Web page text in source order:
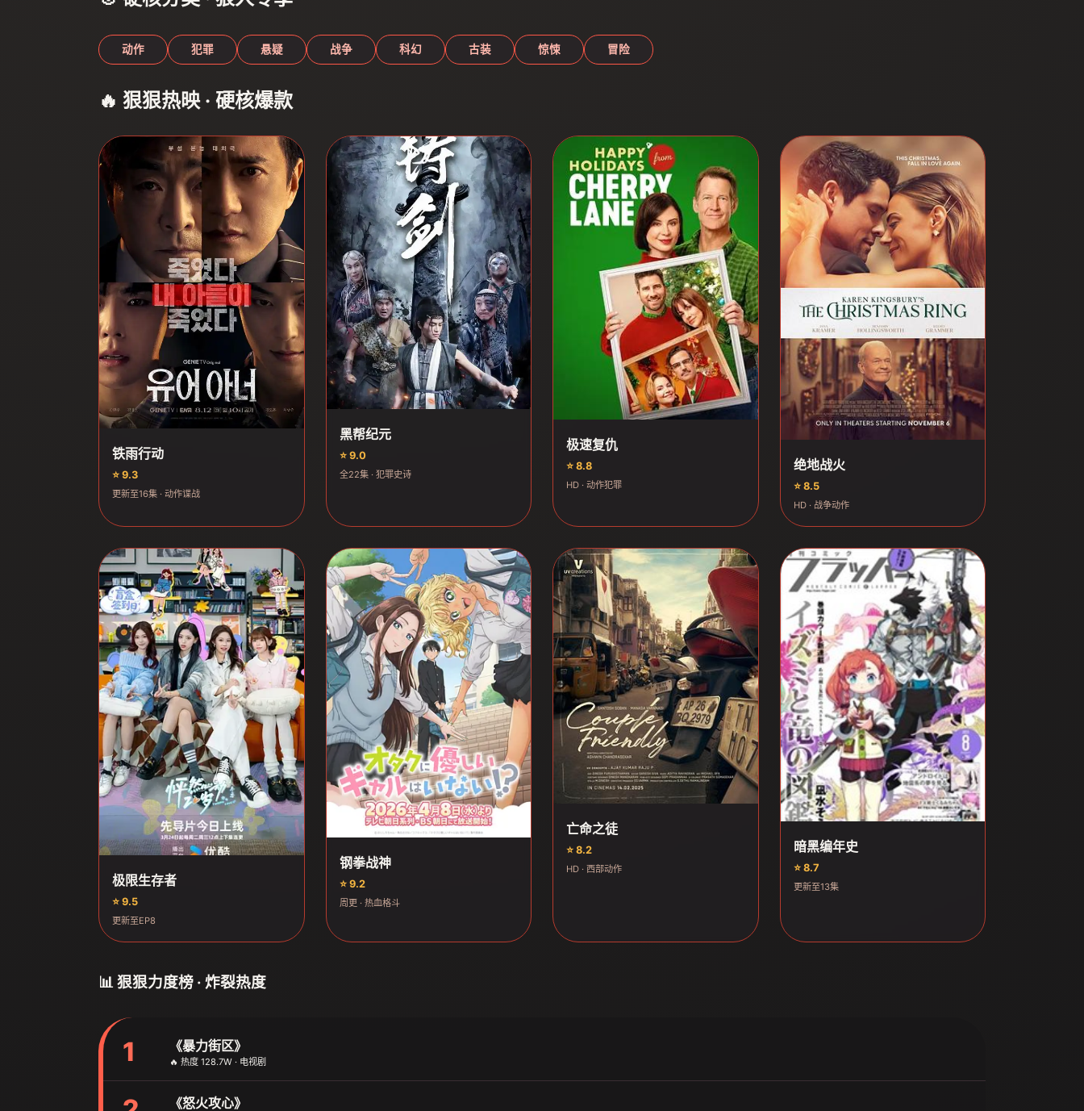
动作 犯罪 悬疑 战争 科幻 古装 惊悚 冒险
🔥 狠狠热映 · 硬核爆款
铁雨行动
⭐ 9.3
更新至16集 · 动作谍战
黑帮纪元
⭐ 9.0
全22集 · 犯罪史诗
极速复仇
⭐ 8.8
HD · 动作犯罪
绝地战火
⭐ 8.5
HD · 战争动作
极限生存者
⭐ 9.5
更新至EP8
钢拳战神
⭐ 9.2
周更 · 热血格斗
亡命之徒
⭐ 8.2
HD · 西部动作
暗黑编年史
⭐ 8.7
更新至13集
📊 狠狠力度榜 · 炸裂热度
1 《暴力街区》
🔥 热度 128.7W · 电视剧
《怒火攻心》